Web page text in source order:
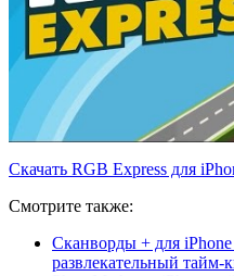
Скачать RGB Express для
Смотрите также:
Сканворды + для
развлекательный тайм-